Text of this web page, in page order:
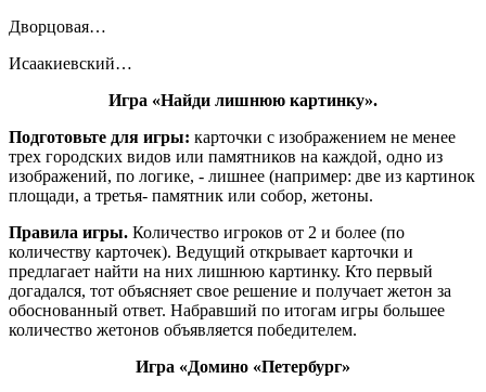
Дворцовая…
Исаакиевский…
Игра «Найди лишнюю картинку».
Подготовьте для игры: карточки с изображением не менее
трех городских видов или памятников на каждой, одно из
изображений, по логике, - лишнее (например: две из картинок
площади, а третья- памятник или собор, жетоны.
Правила игры. Количество игроков от 2 и более (по
количеству карточек). Ведущий открывает карточки и
предлагает найти на них лишнюю картинку. Кто первый
догадался, тот объясняет свое решение и получает жетон за
обоснованный ответ. Набравший по итогам игры большее
количество жетонов объявляется победителем.
Игра «Домино «Петербург»